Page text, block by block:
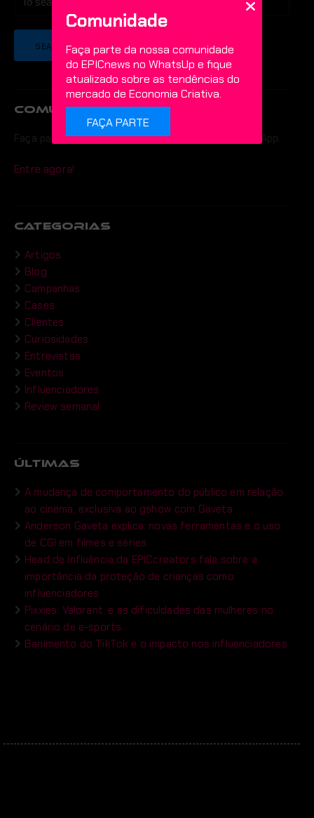
COMUNIDADE
Faça parte da comunidade do EPIC news no WhatsApp.
Entre agora!
CATEGORIAS
Artigos
Blog
Campanhas
Cases
Clientes
Curiosidades
Entrevistas
Eventos
Influenciadores
Review semanal
ÚLTIMAS
A mudança de comportamento do público em relação
ao cinema, exclusiva ao gshow com Gaveta
Anderson Gaveta explica: novas ferramentas e o uso
de CGI em filmes e séries.
Head de Influência da EPICcreators fala sobre a
importância da proteção de crianças como
influenciadores
Pixxies: Valorant, e as dificuldades das mulheres no
cenário de e-sports.
Banimento do TikTok e o impacto nos influenciadores
Comunidade
Faça parte da nossa comunidade
do EPICnews no WhatsUp e fique
atualizado sobre as tendências do
mercado de Economia Criativa.
FAÇA PARTE